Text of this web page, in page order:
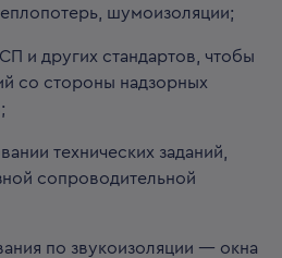
шумоизоляции;
и других стандартов, чтобы
со стороны надзорных
технических заданий,
сопроводительной
по звукоизоляции — окна